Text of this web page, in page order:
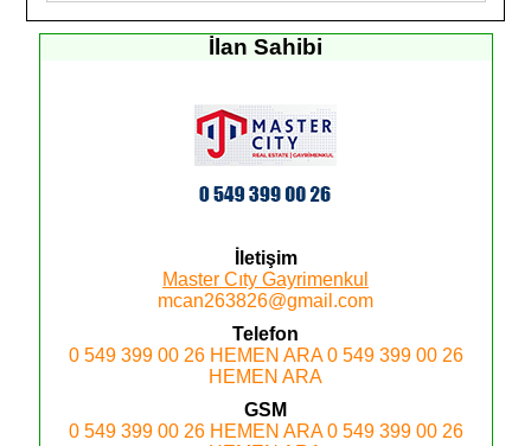
İlan Sahibi
İletişim
Master Cıty Gayrimenkul
mcan263826@gmail.com
Telefon
0 549 399 00 26 HEMEN ARA 0 549 399 00 26
HEMEN ARA
GSM
0 549 399 00 26 HEMEN ARA 0 549 399 00 26